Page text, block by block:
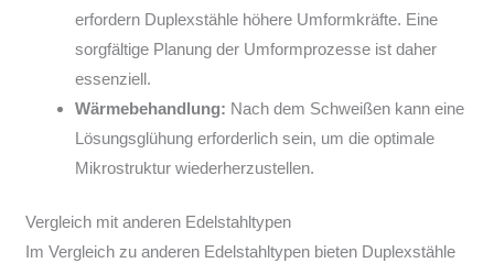
erfordern Duplexstähle höhere Umformkräfte. Eine
sorgfältige Planung der Umformprozesse ist daher
essenziell.
Wärmebehandlung: Nach dem Schweißen kann eine
Lösungsglühung erforderlich sein, um die optimale
Mikrostruktur wiederherzustellen.
Vergleich mit anderen Edelstahltypen
Im Vergleich zu anderen Edelstahltypen bieten Duplexstähle